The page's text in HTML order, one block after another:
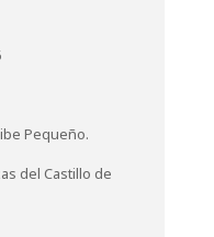
Pequeño.
del Castillo de